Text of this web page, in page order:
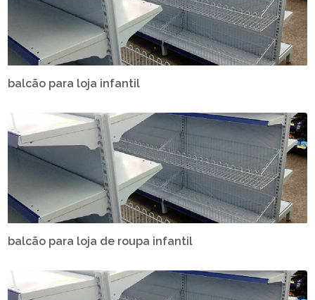
balcão para loja infantil
balcão para loja de roupa infantil